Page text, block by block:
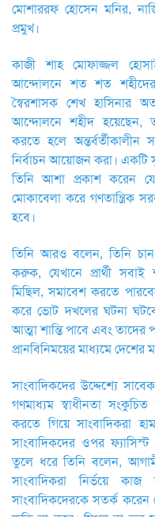
মোশাররফ হোসেন মনির,
প্রমুখ।
কাজী শাহ মোফাজ্জল
আন্দোলনে শত শত
স্বৈরশাসক শেখ হাসিনার
আন্দোলনে শহীদ হয়েছেন,
করতে হলে
নির্বাচন আয়োজন করা। একটি
তিনি আশা প্রকাশ করেন যে,
মোকাবেলা করে গণতান্ত্রিক
হবে।
তিনি আরও বলেন, তিনি
করুক, যেখানে প্রার্থী সবাই
মিছিল, সমাবেশ করতে
করে ভোট দখলের ঘটনা ঘটবে
আত্মা শান্তি পাবে এবং
প্রানবিনিময়ের মাধ্যমে দেশের
সাংবাদিকদের উদ্দেশ্যে
গণমাধ্যম স্বাধীনতা
করতে গিয়ে সাংবাদিকরা
সাংবাদিকদের ওপর
তুলে ধরে তিনি বলেন,
সাংবাদিকরা নির্ভয়ে
সাংবাদিকদেরকে সতর্ক করেন